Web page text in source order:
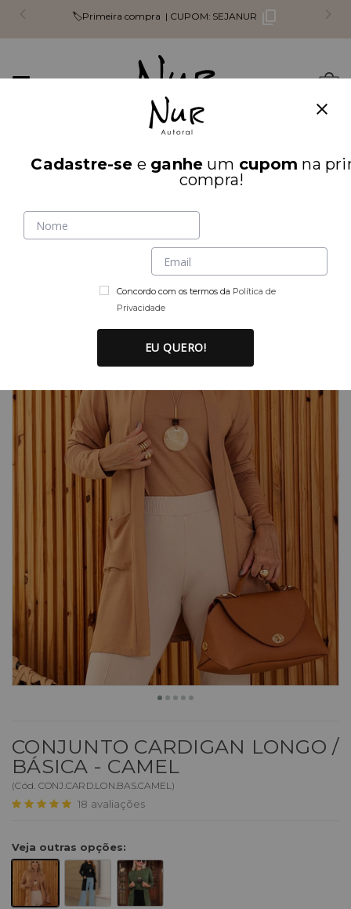
🏷️Primeira compra | CUPOM: SEJANUR
Mudar
INÍCIO PARTE DE CIMA
CONJUNTO CARDIGAN LONGO /
BÁSICA - CAMEL
(Cód. CONJ.CARD.LON.BAS.CAMEL )
18 avaliações
Veja outras opções:
Cadastre-se e ganhe um cupom na
compra!
Concordo com os termos da Política de
Privacidade
EU QUERO!